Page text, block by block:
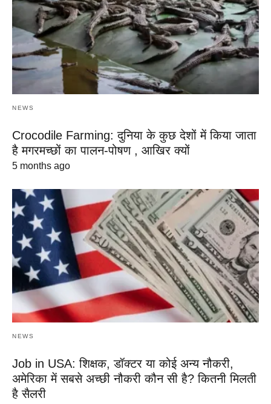
NEWS
Crocodile Farming: दुनिया के कुछ देशों में किया जाता
है मगरमच्छों का पालन-पोषण , आखिर क्यों
5 months ago
NEWS
Job in USA: शिक्षक, डॉक्टर या कोई अन्य नौकरी,
अमेरिका में सबसे अच्छी नौकरी कौन सी है? कितनी मिलती
है सैलरी